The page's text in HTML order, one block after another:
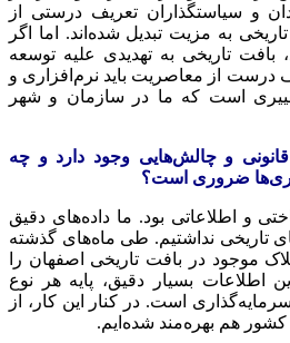
و سیاستگذاران تعریف درستی از
تاریخی به مزیت تبدیل شده‌اند. اما اگر
بافت تاریخی به تهدیدی علیه توسعه
درست از معاصریت باید نرم‌افزاری و
است که ما در سازمان و شهر
قانونی و چالش‌هایی وجود دارد و چه
ضروری است؟
و اطلاعاتی بود. ما داده‌های دقیق
تاریخی نداشتیم. طی ماه‌های گذشته
از ۴۵ هزار پلاک موجود در بافت تاریخی اصفهان را
اطلاعات بسیار دقیق، پایه هر نوع
است. در کنار این کار، از
کشور هم بهره‌مند شده‌ایم.